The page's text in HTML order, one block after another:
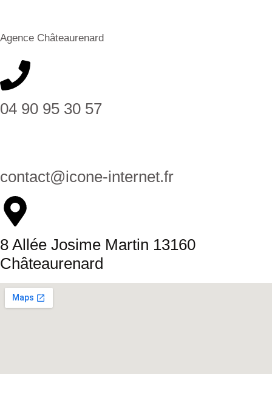
Agence Châteaurenard
04 90 95 30 57
contact@icone-internet.fr
8 Allée Josime Martin 13160
Châteaurenard